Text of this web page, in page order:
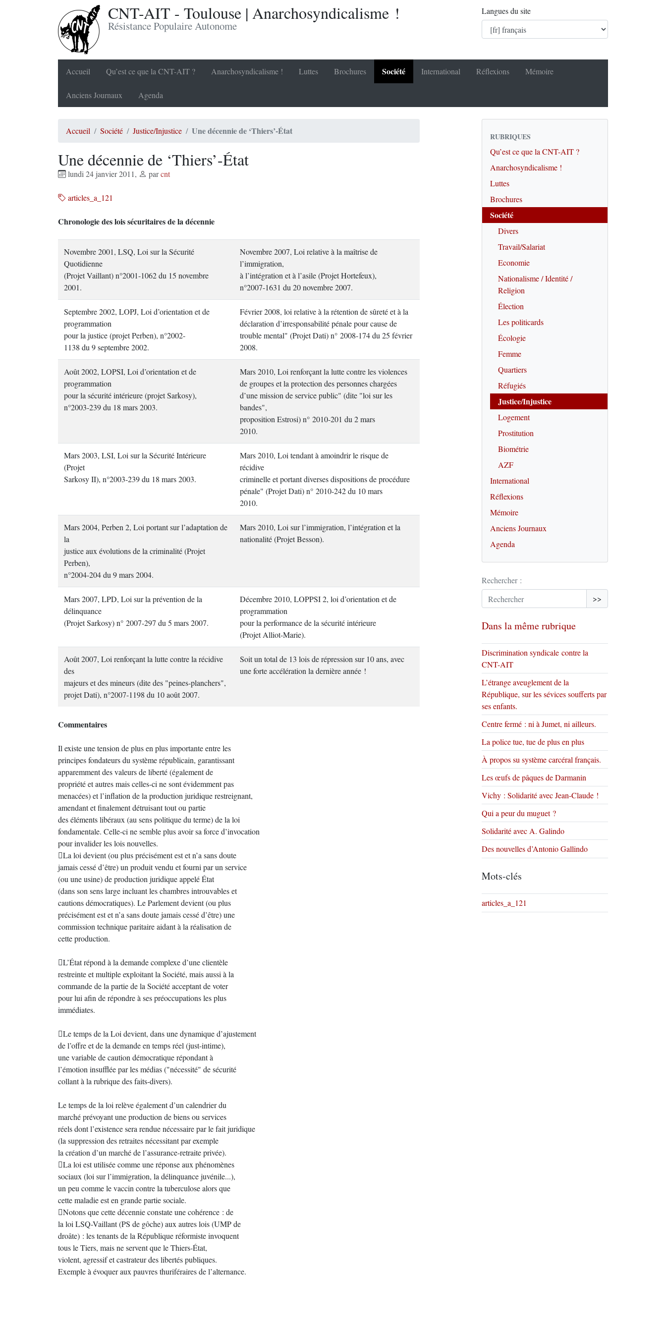
CNT-AIT - Toulouse | Anarchosyndicalisme !
Résistance Populaire Autonome
Langues du site
Accueil Qu’est ce que la CNT-AIT ? Anarchosyndicalisme ! Luttes Brochures Société International Réflexions Mémoire
Anciens Journaux Agenda
Accueil Société Justice/Injustice Une décennie de ‘Thiers’-État
Une décennie de ‘Thiers’-État
lundi 24 janvier 2011, parcnt
articles_a_121
Chronologie des lois sécuritaires de la décennie
Novembre 2001, LSQ, Loi sur la Sécurité
Quotidienne
(Projet Vaillant) n°2001-1062 du 15 novembre
2001.
Novembre 2007, Loi relative à la maîtrise de
l’immigration,
à l’intégration et à l’asile (Projet Hortefeux),
n°2007-1631 du 20 novembre 2007.
Septembre 2002, LOPJ, Loi d’orientation et de
programmation
pour la justice (projet Perben), n°2002-
1138 du 9 septembre 2002.
Février 2008, loi relative à la rétention de sûreté et à la
déclaration d’irresponsabilité pénale pour cause de
trouble mental" (Projet Dati) n° 2008-174 du 25 février
2008.
Août 2002, LOPSI, Loi d’orientation et de
programmation
pour la sécurité intérieure (projet Sarkosy),
n°2003-239 du 18 mars 2003.
Mars 2010, Loi renforçant la lutte contre les violences
de groupes et la protection des personnes chargées
d’une mission de service public" (dite "loi sur les
bandes",
proposition Estrosi) n° 2010-201 du 2 mars
2010.
Mars 2003, LSI, Loi sur la Sécurité Intérieure
(Projet
Sarkosy II), n°2003-239 du 18 mars 2003.
Mars 2010, Loi tendant à amoindrir le risque de
récidive
criminelle et portant diverses dispositions de procédure
pénale" (Projet Dati) n° 2010-242 du 10 mars
2010.
Mars 2004, Perben 2, Loi portant sur l’adaptation de
la
justice aux évolutions de la criminalité (Projet
Perben),
n°2004-204 du 9 mars 2004.
Mars 2010, Loi sur l’immigration, l’intégration et la
nationalité (Projet Besson).
Mars 2007, LPD, Loi sur la prévention de la
délinquance
(Projet Sarkosy) n° 2007-297 du 5 mars 2007.
Décembre 2010, LOPPSI 2, loi d’orientation et de
programmation
pour la performance de la sécurité intérieure
(Projet Alliot-Marie).
Août 2007, Loi renforçant la lutte contre la récidive
des
majeurs et des mineurs (dite des "peines-planchers",
projet Dati), n°2007-1198 du 10 août 2007.
Soit un total de 13 lois de répression sur 10 ans, avec
une forte accélération la dernière année !
Commentaires
Il existe une tension de plus en plus importante entre les
principes fondateurs du système républicain, garantissant
apparemment des valeurs de liberté (également de
propriété et autres mais celles-ci ne sont évidemment pas
menacées) et l’inflation de la production juridique restreignant,
amendant et finalement détruisant tout ou partie
des éléments libéraux (au sens politique du terme) de la loi
fondamentale. Celle-ci ne semble plus avoir sa force d’invocation
pour invalider les lois nouvelles.
La loi devient (ou plus précisément est et n’a sans doute
jamais cessé d’être) un produit vendu et fourni par un service
(ou une usine) de production juridique appelé État
(dans son sens large incluant les chambres introuvables et
cautions démocratiques). Le Parlement devient (ou plus
précisément est et n’a sans doute jamais cessé d’être) une
commission technique paritaire aidant à la réalisation de
cette production.
L’État répond à la demande complexe d’une clientèle
restreinte et multiple exploitant la Société, mais aussi à la
commande de la partie de la Société acceptant de voter
pour lui afin de répondre à ses préoccupations les plus
immédiates.
Le temps de la Loi devient, dans une dynamique d’ajustement
de l’offre et de la demande en temps réel (just-intime),
une variable de caution démocratique répondant à
l’émotion insufflée par les médias ("nécessité" de sécurité
collant à la rubrique des faits-divers).
Le temps de la loi relève également d’un calendrier du
marché prévoyant une production de biens ou services
réels dont l’existence sera rendue nécessaire par le fait juridique
(la suppression des retraites nécessitant par exemple
la création d’un marché de l’assurance-retraite privée).
La loi est utilisée comme une réponse aux phénomènes
sociaux (loi sur l’immigration, la délinquance juvénile...),
un peu comme le vaccin contre la tuberculose alors que
cette maladie est en grande partie sociale.
Notons que cette décennie constate une cohérence : de
la loi LSQ-Vaillant (PS de gôche) aux autres lois (UMP de
droâte) : les tenants de la République réformiste invoquent
tous le Tiers, mais ne servent que le Thiers-État,
violent, agressif et castrateur des libertés publiques.
Exemple à évoquer aux pauvres thuriféraires de l’alternance.
RUBRIQUES
Qu’est ce que la CNT-AIT ?
Anarchosyndicalisme !
Luttes
Brochures
Société
Divers
Travail/Salariat
Economie
Nationalisme / Identité /
Religion
Élection
Les politicards
Écologie
Femme
Quartiers
Réfugiés
Justice/Injustice
Logement
Prostitution
Biométrie
AZF
International
Réflexions
Mémoire
Anciens Journaux
Agenda
Rechercher :
>>
Dans la même rubrique
Discrimination syndicale contre la
CNT-AIT
L’étrange aveuglement de la
République, sur les sévices soufferts par
ses enfants.
Centre fermé : ni à Jumet, ni ailleurs.
La police tue, tue de plus en plus
À propos su système carcéral français.
Les œufs de pâques de Darmanin
Vichy : Solidarité avec Jean-Claude !
Qui a peur du muguet ?
Solidarité avec A. Galindo
Des nouvelles d’Antonio Gallindo
Mots-clés
articles_a_121